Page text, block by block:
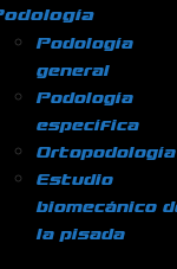
Podología
general
Podología
específica
Ortopodología
Estudio
biomecánico
la pisada